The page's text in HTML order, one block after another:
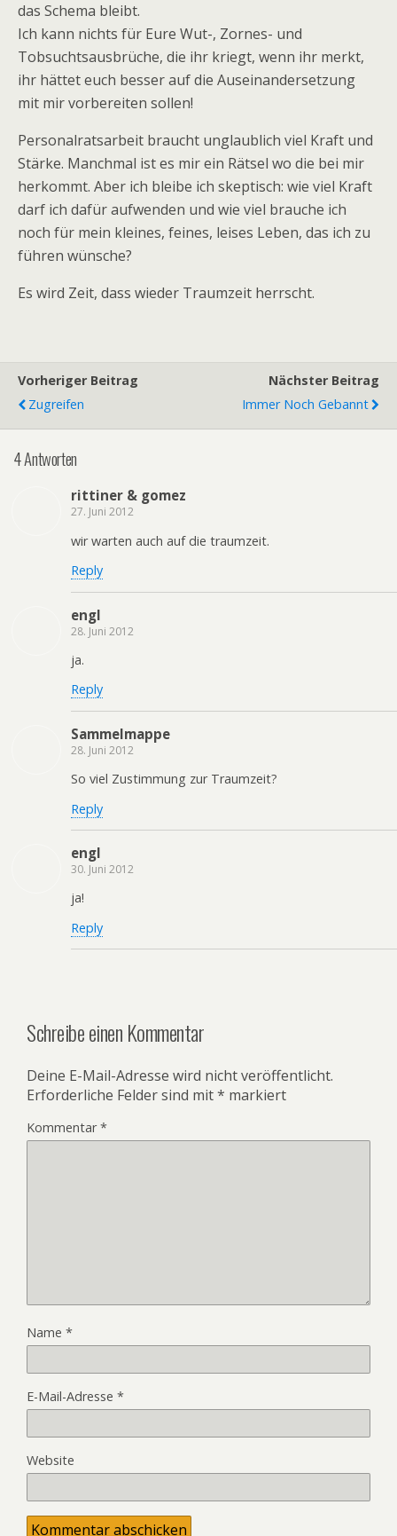
das Schema bleibt.
Ich kann nichts für Eure Wut-, Zornes- und
Tobsuchtsausbrüche, die ihr kriegt, wenn ihr merkt,
ihr hättet euch besser auf die Auseinandersetzung
mit mir vorbereiten sollen!
Personalratsarbeit braucht unglaublich viel Kraft und
Stärke. Manchmal ist es mir ein Rätsel wo die bei mir
herkommt. Aber ich bleibe ich skeptisch: wie viel Kraft
darf ich dafür aufwenden und wie viel brauche ich
noch für mein kleines, feines, leises Leben, das ich zu
führen wünsche?
Es wird Zeit, dass wieder Traumzeit herrscht.
Vorheriger Beitrag
Zugreifen
Nächster Beitrag
Immer Noch Gebannt
4 Antworten
rittiner & gomez
27. Juni 2012
wir warten auch auf die traumzeit.
Reply
engl
28. Juni 2012
ja.
Reply
Sammelmappe
28. Juni 2012
So viel Zustimmung zur Traumzeit?
Reply
engl
30. Juni 2012
ja!
Reply
Schreibe einen Kommentar
Deine E-Mail-Adresse wird nicht veröffentlicht.
Erforderliche Felder sind mit* markiert
Kommentar*
Name *
E-Mail-Adresse *
Website